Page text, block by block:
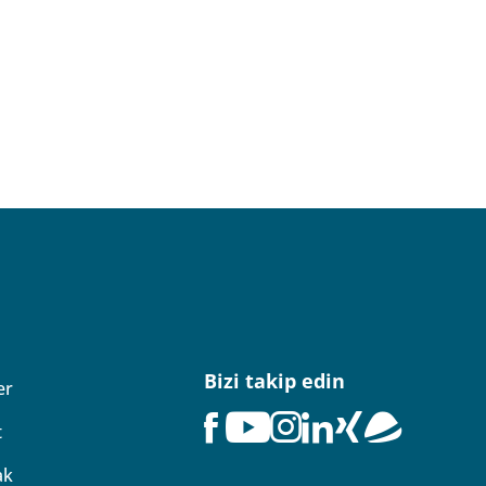
Bizi takip edin